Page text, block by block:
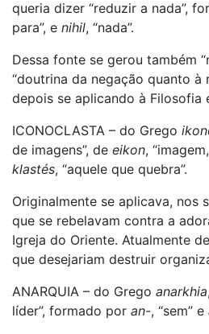
queria dizer “reduzir a nada”,
para”, e nihil, “nada”.
Dessa fonte se gerou também
“doutrina da negação quanto à
depois se aplicando à Filosofia
ICONOCLASTA – do Grego
de imagens”, de eikon,
klastés, “aquele que quebra”.
Originalmente se aplicava, nos
que se rebelavam contra a
Igreja do Oriente. Atualmente
que desejariam destruir
ANARQUIA – do Grego anarkhia
líder”, formado por an-, “sem” e